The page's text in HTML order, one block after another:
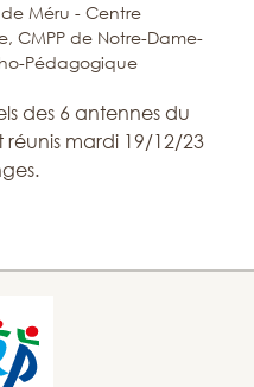
de Méru - Centre
CMPP de Notre-Dame-
Pédagogique
des 6 antennes du
réunis mardi 19/12/23